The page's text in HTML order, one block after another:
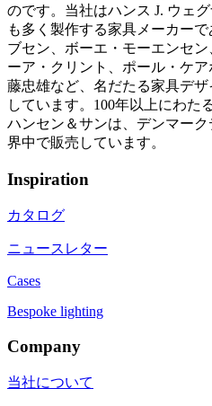
のです。当社はハンス J. ウェ
も多く製作する家具メーカー
ブセン、ボーエ・モーエンセ
ーア・クリント、ポール・ケ
藤忠雄など、名だたる家具デ
しています。100年以上にわた
ハンセン＆サンは、デンマー
界中で販売しています。
Inspiration
カタログ
ニュースレター
Cases
Bespoke lighting
Company
当社について